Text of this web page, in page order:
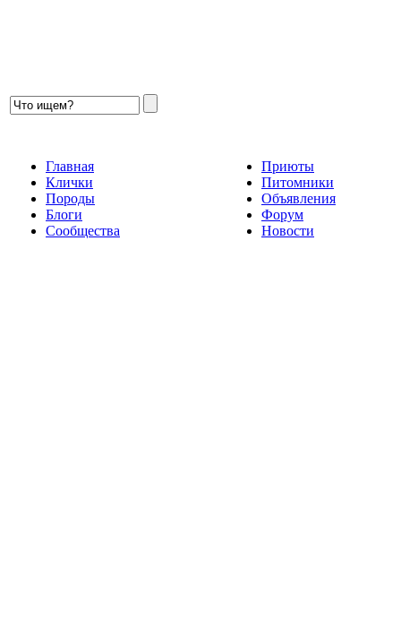
Главная
Клички
Породы
Блоги
Сообщества
Приюты
Питомники
Объявления
Форум
Новости